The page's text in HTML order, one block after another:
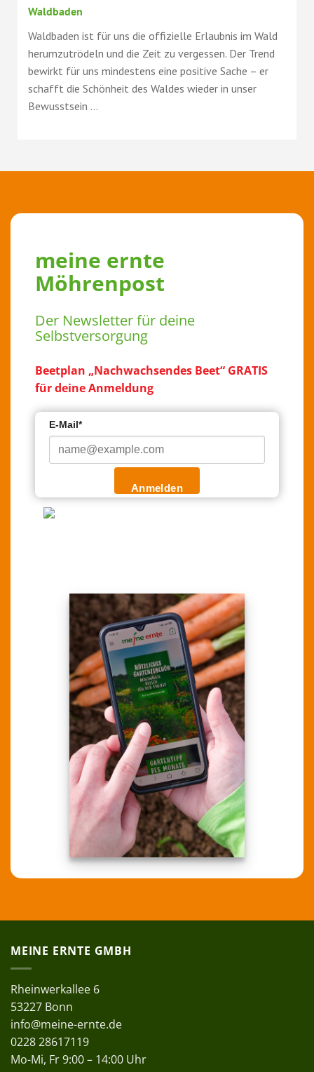
Waldbaden
Waldbaden ist für uns die offizielle Erlaubnis im Wald
herumzutrödeln und die Zeit zu vergessen. Der Trend
bewirkt für uns mindestens eine positive Sache – er
schafft die Schönheit des Waldes wieder in unser
Bewusstsein ...
meine ernte
Möhrenpost
Der Newsletter für deine
Selbstversorgung
Beetplan „Nachwachsendes Beet“ GRATIS
für deine Anmeldung
E-Mail*
Anmelden
MEINE ERNTE GMBH
Rheinwerkallee 6
53227 Bonn
info@meine-ernte.de
0228 28617119
Mo-Mi, Fr 9:00 – 14:00 Uhr